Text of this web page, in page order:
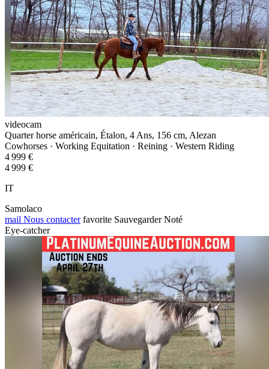
videocam
Quarter horse américain, Étalon, 4 Ans, 156 cm, Alezan
Cowhorses · Working Equitation · Reining · Western Riding
4 999 €
4 999 €
IT
Samolaco
mail Nous contacter favorite Sauvegarder Noté
Eye-catcher